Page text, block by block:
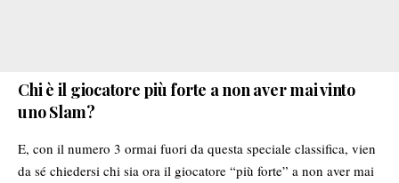
Chi è il giocatore più forte a non aver mai vinto
uno Slam?
E, con il numero 3 ormai fuori da questa speciale classifica, vien
da sé chiedersi chi sia ora il giocatore “più forte” a non aver mai